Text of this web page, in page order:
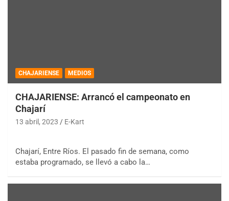
CHAJARIENSE MEDIOS
CHAJARIENSE: Arrancó el campeonato en
Chajarí
13 abril, 2023 E-Kart
Chajarí, Entre Ríos. El pasado fin de semana, como
estaba programado, se llevó a cabo la…